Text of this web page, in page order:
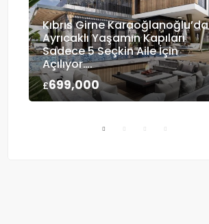
Kıbrıs Girne Karaoğlanoğlu’da
Ayrıcaklı Yaşamın Kapıları
Sadece 5 Seçkin Aile İçin
Açılıyor….
£699,000